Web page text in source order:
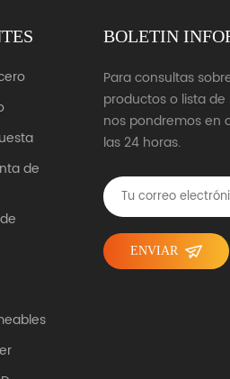
de
BOLETIN
Para consultas
productos o lista
nos pondremos en
las 24 horas.
ENVIAR